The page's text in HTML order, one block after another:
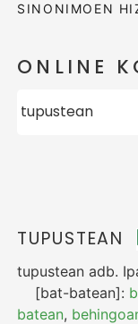
SINONIMOEN
ONLINE
TUPUSTEAN
tupustean adb.
[bat-batean]:
batean,